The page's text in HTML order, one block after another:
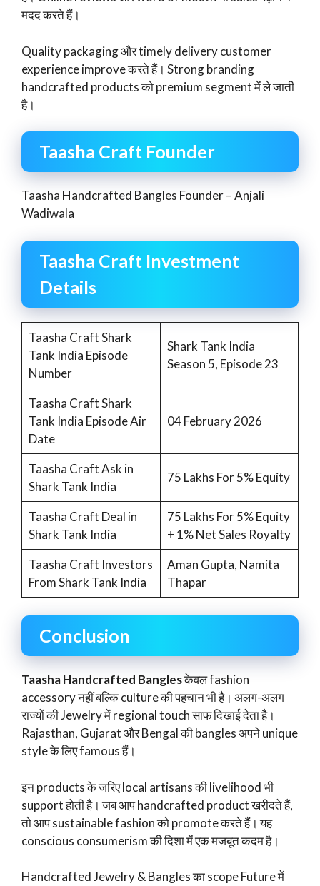
मदद करते हैं।
Quality packaging और timely delivery customer
experience improve करते हैं। Strong branding
handcrafted products को premium segment में ले जाती
है।
Taasha Craft Founder
Taasha Handcrafted Bangles Founder – Anjali
Wadiwala
Taasha Craft Investment
Details
Taasha Craft Shark
Tank India Episode
Number
Shark Tank India
Season 5, Episode 23
Taasha Craft Shark
Tank India Episode Air
Date
04 February 2026
Taasha Craft Ask in
Shark Tank India
75 Lakhs For 5% Equity
Taasha Craft Deal in
Shark Tank India
75 Lakhs For 5% Equity
+ 1% Net Sales Royalty
Taasha Craft Investors
From Shark Tank India
Aman Gupta, Namita
Thapar
Conclusion
Taasha Handcrafted Banglesकेवल fashion
accessory नहीं बल्कि culture की पहचान भी है। अलग-अलग
राज्यों की Jewelry में regional touch साफ दिखाई देता है।
Rajasthan, Gujarat और Bengal की bangles अपने unique
style के लिए famous हैं।
इन products के जरिए local artisans की livelihood भी
support होती है। जब आप handcrafted product खरीदते हैं,
तो आप sustainable fashion को promote करते हैं। यह
conscious consumerism की दिशा में एक मजबूत कदम है।
Handcrafted Jewelry & Bangles का scope Future में